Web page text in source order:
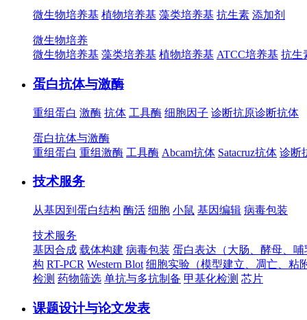
微生物培养基 植物培养基 藻类培养基 抗生素 添加剂
微生物培养
微生物培养基 藻类培养基 植物培养基 ATCC培养基 抗生
蛋白抗体与激酶
重组蛋白 激酶 抗体 工具酶 细胞因子 诊断抗原诊断抗体
蛋白抗体与激酶
重组蛋白 重组激酶 工具酶 Abcam抗体 Satacruz抗体 诊断
技术服务
从基因到蛋白结构 酶活 细胞 小鼠 基因编辑 病毒包装
技术服务
基因合成 载体构建 病毒包装 蛋白表达（大肠、酵母、
构 RT-PCR Western Blot 细胞实验（模型建立、凋亡、粘
检测 药物筛选 单抗与多抗制备 甲基化检测 芯片
课题设计与论文发表